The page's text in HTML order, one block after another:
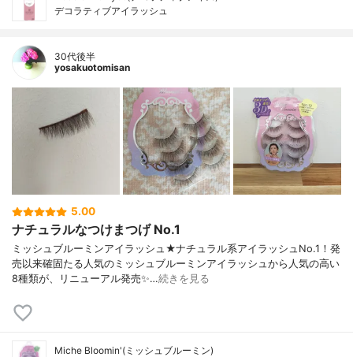
デコラティブアイラッシュ
30代後半
yosakuotomisan
5.00
ナチュラルなつけまつげ No.1
ミッシュブルーミンアイラッシュ★ナチュラル系アイラッシュNo.1！発
売以来確固たる人気のミッシュブルーミンアイラッシュから人気の高い
8種類が、リニューアル発売✨…続きを見る
Miche Bloomin'(ミッシュブルーミン)